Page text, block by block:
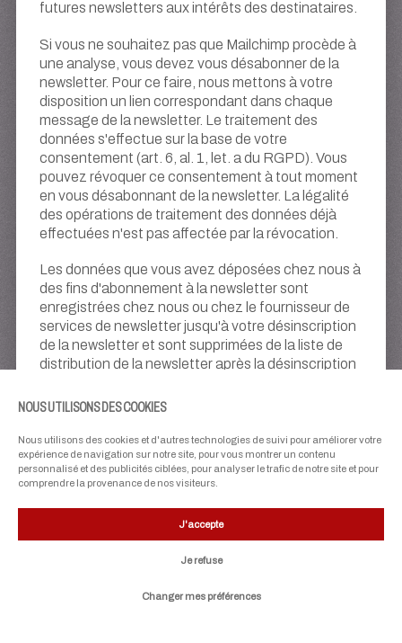
NOUS UTILISONS DES COOKIES
Nous utilisons des cookies et d'autres technologies de suivi pour améliorer votre
expérience de navigation sur notre site, pour vous montrer un contenu
personnalisé et des publicités ciblées, pour analyser le trafic de notre site et pour
comprendre la provenance de nos visiteurs.
J'accepte
Je refuse
Changer mes préférences
futures newsletters aux intérêts des destinataires.
Si vous ne souhaitez pas que Mailchimp procède à
une analyse, vous devez vous désabonner de la
newsletter. Pour ce faire, nous mettons à votre
disposition un lien correspondant dans chaque
message de la newsletter. Le traitement des
données s'effectue sur la base de votre
consentement (art. 6, al. 1, let. a du RGPD). Vous
pouvez révoquer ce consentement à tout moment
en vous désabonnant de la newsletter. La légalité
des opérations de traitement des données déjà
effectuées n'est pas affectée par la révocation.
Les données que vous avez déposées chez nous à
des fins d'abonnement à la newsletter sont
enregistrées chez nous ou chez le fournisseur de
services de newsletter jusqu'à votre désinscription
de la newsletter et sont supprimées de la liste de
distribution de la newsletter après la désinscription
enregistrées chez nous à d'autres fins ne sont pas
Vous obtiendrez de plus amples informations à ce
sujet auprès du fournisseur en cliquant sur le lien
suivant :
https://www.dataprivacyframework.gov/s/participant-
search/participant-detail
Pour plus de détails, veuillez consulter la politique
de confidentialité de Mailchimp à l'adresse suivante